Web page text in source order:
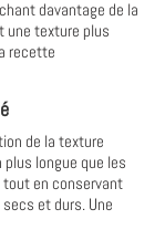
davantage de la
une texture plus
recette
de la texture
longue que les
en conservant
et durs. Une